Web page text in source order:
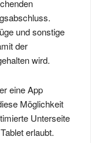
und sonstige
der
wird.
eine App
Möglichkeit
Unterseite
erlaubt.